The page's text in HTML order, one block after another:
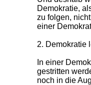
Demokratie,
zu folgen,
einer
2. Demokratie
In einer
gestritten
noch in die